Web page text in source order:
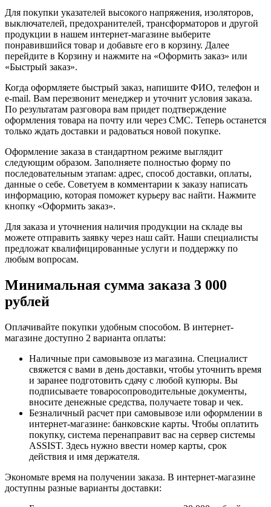
Для покупки указателей высокого напряжения, изоляторов,
выключателей, предохранителей, трансформаторов и другой
продукции в нашем интернет-магазине выберите
понравившийся товар и добавьте его в корзину. Далее
перейдите в Корзину и нажмите на «Оформить заказ» или
«Быстрый заказ».
Когда оформляете быстрый заказ, напишите ФИО, телефон и
e-mail. Вам перезвонит менеджер и уточнит условия заказа.
По результатам разговора вам придет подтверждение
оформления товара на почту или через СМС. Теперь останется
только ждать доставки и радоваться новой покупке.
Оформление заказа в стандартном режиме выглядит
следующим образом. Заполняете полностью форму по
последовательным этапам: адрес, способ доставки, оплаты,
данные о себе. Советуем в комментарии к заказу написать
информацию, которая поможет курьеру вас найти. Нажмите
кнопку «Оформить заказ».
Для заказа и уточнения наличия продукции на складе вы
можете отправить заявку через наш сайт. Наши специалисты
предложат квалифицированные услуги и поддержку по
любым вопросам.
Минимальная сумма заказа 3 000
рублей
Оплачивайте покупки удобным способом. В интернет-
магазине доступно 2 варианта оплаты:
Наличные при самовывозе из магазина. Специалист
свяжется с вами в день доставки, чтобы уточнить время
и заранее подготовить сдачу с любой купюры. Вы
подписываете товаросопроводительные документы,
вносите денежные средства, получаете товар и чек.
Безналичный расчет при самовывозе или оформлении в
интернет-магазине: банковские карты. Чтобы оплатить
покупку, система перенаправит вас на сервер системы
ASSIST. Здесь нужно ввести номер карты, срок
действия и имя держателя.
Экономьте время на получении заказа. В интернет-магазине
доступны разные варианты доставки: